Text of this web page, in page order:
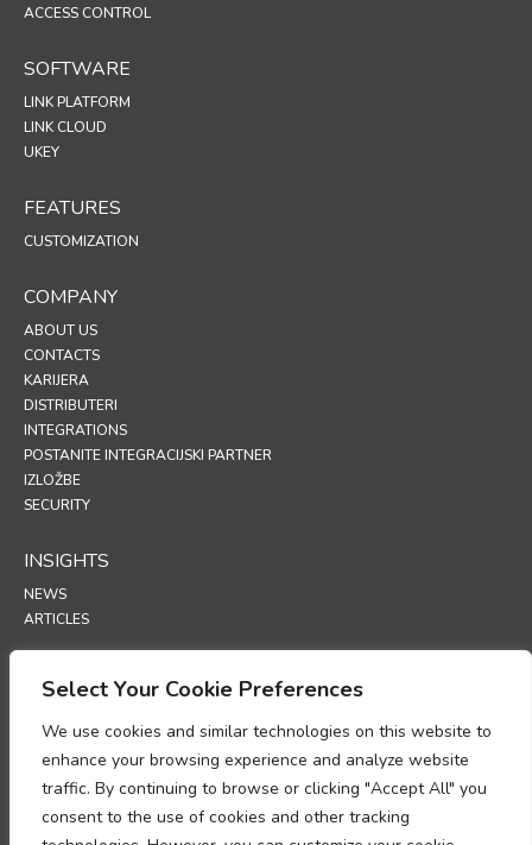
Select Your Cookie Preferences
We use cookies and similar technologies on this website to
enhance your browsing experience and analyze website
traffic. By continuing to browse or clicking "Accept All" you
consent to the use of cookies and other tracking
ACCESS CONTROL
SOFTWARE
LINK PLATFORM
LINK CLOUD
UKEY
FEATURES
CUSTOMIZATION
COMPANY
ABOUT US
CONTACTS
KARIJERA
DISTRIBUTERI
INTEGRATIONS
POSTANITE INTEGRACIJSKI PARTNER
IZLOŽBE
SECURITY
INSIGHTS
NEWS
ARTICLES
SUPPORT
POLICIES
POLITIKA PRIVATNOSTI
POLITIKA KORIŠTENJA KOLAČIĆA (COOKIES)